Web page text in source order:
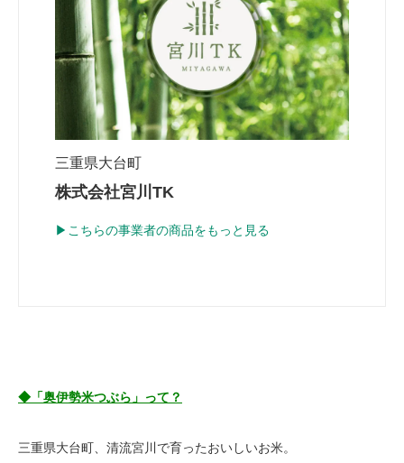
三重県大台町
株式会社宮川TK
▶こちらの事業者の商品をもっと見る
◆「奥伊勢米つぶら」って？
三重県大台町、清流宮川で育ったおいしいお米。